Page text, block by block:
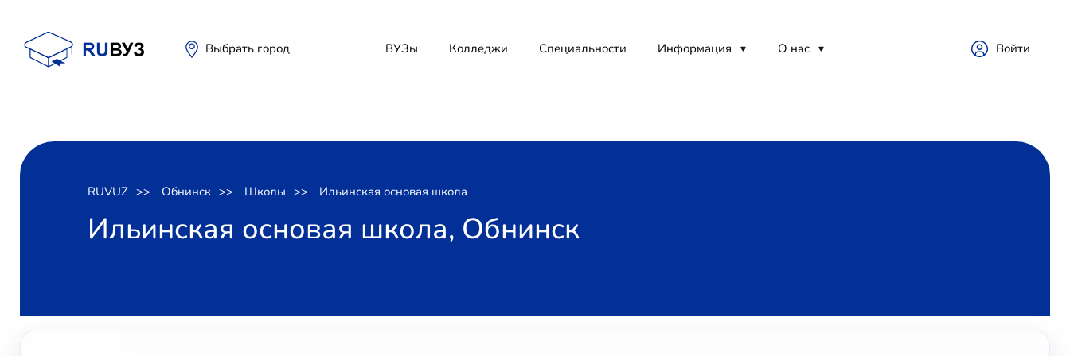
Выбрать город ВУЗы Колледжи Специальности Информация О нас Войти
RUVUZ Обнинск Школы Ильинская основая школа
Ильинская основая школа, Обнинск